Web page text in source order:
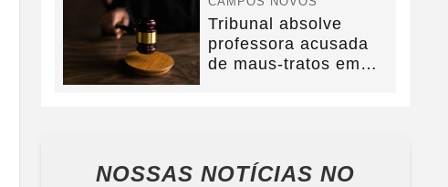
Tribunal absolve
professora acusada
de maus-tratos em
NOSSAS NOTÍCIAS NO